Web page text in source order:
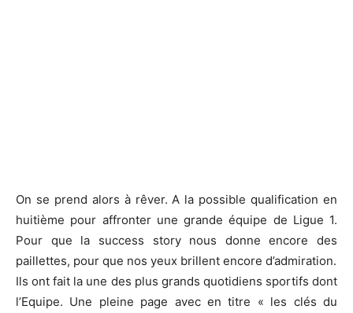
On se prend alors à rêver. A la possible qualification en
huitième pour affronter une grande équipe de Ligue 1.
Pour que la success story nous donne encore des
paillettes, pour que nos yeux brillent encore d’admiration.
Ils ont fait la une des plus grands quotidiens sportifs dont
l’Equipe. Une pleine page avec en titre « les clés du